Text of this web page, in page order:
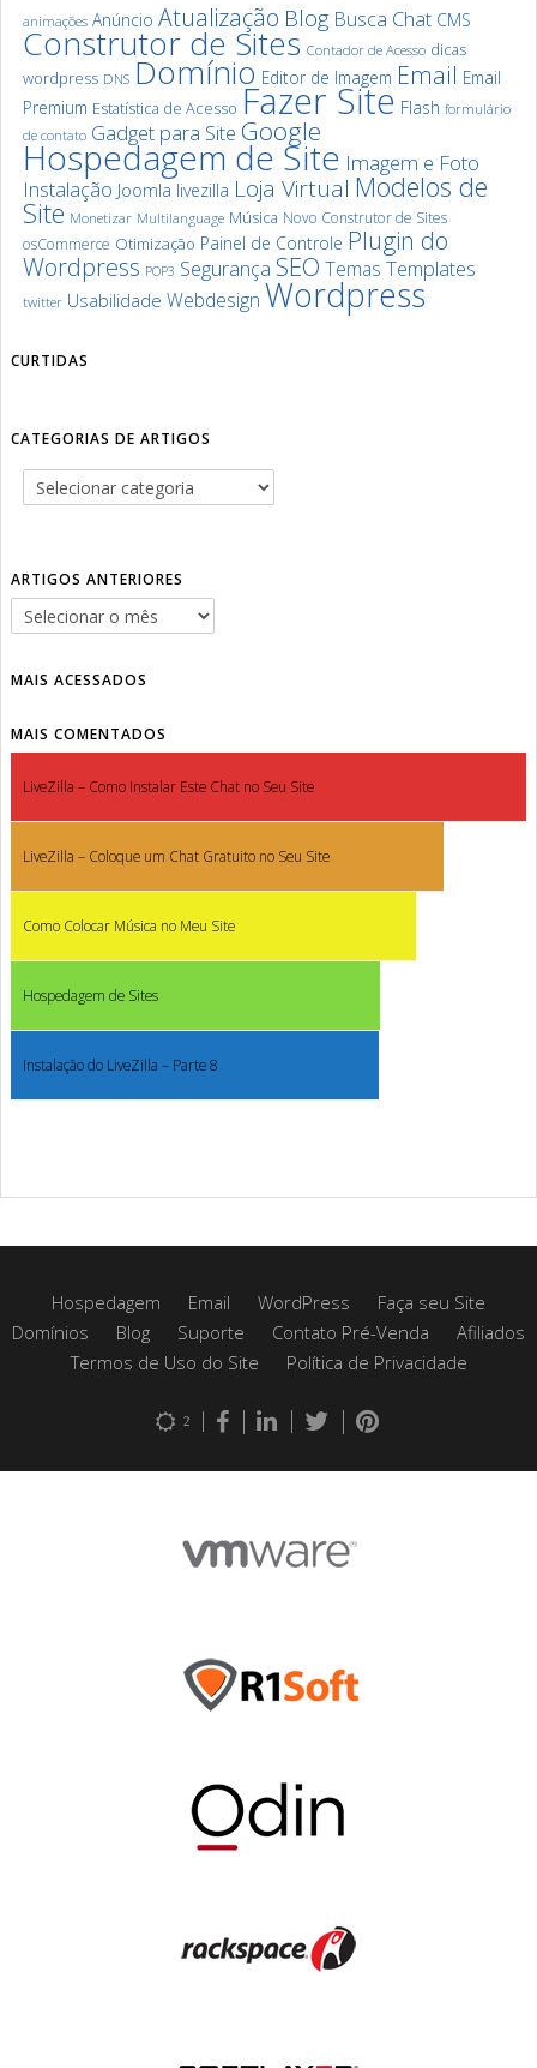
animações Anúncio Atualização Blog Busca Chat CMS
Construtor de Sites Contador de Acesso dicas
wordpress DNS Domínio Editor de Imagem Email Email
Premium Estatística de Acesso Fazer Site Flash formulário
de contato Gadget para Site Google
Hospedagem de Site Imagem e Foto
Instalação Joomla livezilla Loja Virtual Modelos de
Site Monetizar Multilanguage Música Novo Construtor de Sites
osCommerce Otimização Painel de Controle Plugin do
Wordpress POP3 Segurança SEO Temas Templates
twitter Usabilidade Webdesign Wordpress
CURTIDAS
CATEGORIAS DE ARTIGOS
ARTIGOS ANTERIORES
MAIS ACESSADOS
MAIS COMENTADOS
LiveZilla – Como Instalar Este Chat no Seu Site
LiveZilla – Coloque um Chat Gratuito no Seu Site
Como Colocar Música no Meu Site
Hospedagem de Sites
Instalação do LiveZilla – Parte 8
Hospedagem Email WordPress
Faça seu Site
Domínios
Blog Suporte Contato Pré-Venda
Afiliados
Termos de Uso do Site
Política de Privacidade
2